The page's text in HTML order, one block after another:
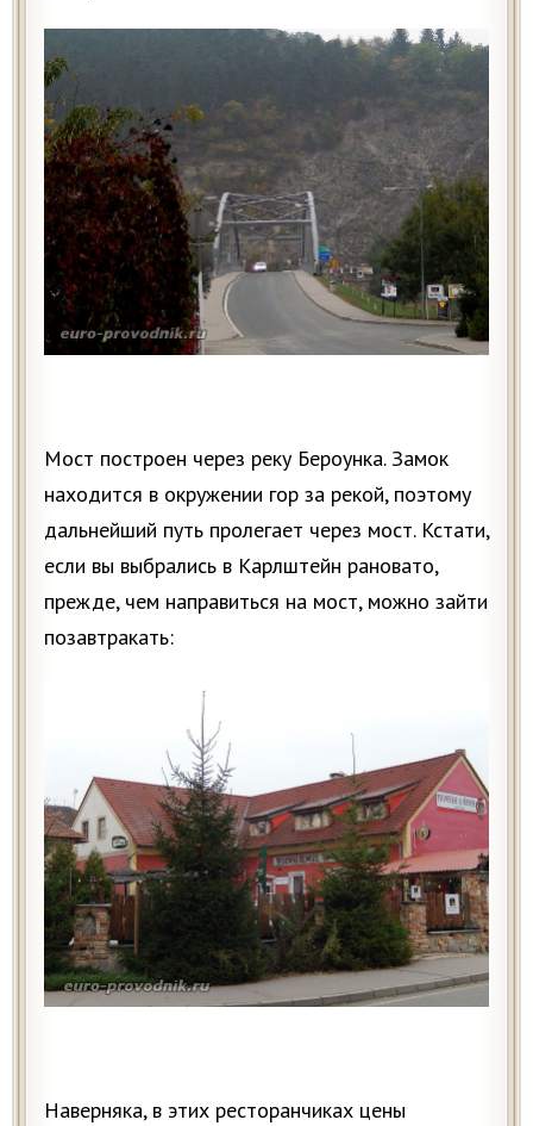
Мост построен через реку Бероунка. Замок
находится в окружении гор за рекой, поэтому
дальнейший путь пролегает через мост. Кстати,
если вы выбрались в Карлштейн рановато,
прежде, чем направиться на мост, можно зайти
позавтракать:
Наверняка, в этих ресторанчиках цены